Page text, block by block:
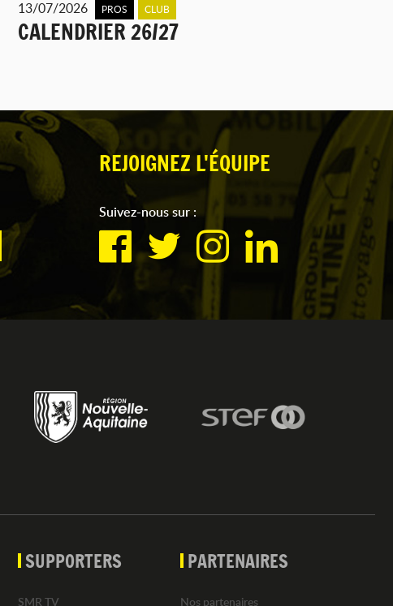
13/07/2026 PROS CLUB
CALENDRIER 26/27
REJOIGNEZ L'ÉQUIPE
Suivez-nous sur :
SUPPORTERS
SMR TV
PARTENAIRES
Nos partenaires